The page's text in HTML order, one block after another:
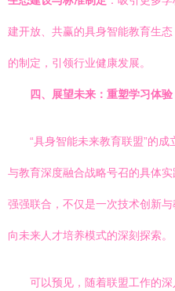
建开放、共赢的具身智能教育生
的制定，引领行业健康发展。
四、展望未来：重塑学习体
“具身智能未来教育联盟”的
与教育深度融合战略号召的具体
强强联合，不仅是一次技术创新
向未来人才培养模式的深刻探索。
可以预见，随着联盟工作的